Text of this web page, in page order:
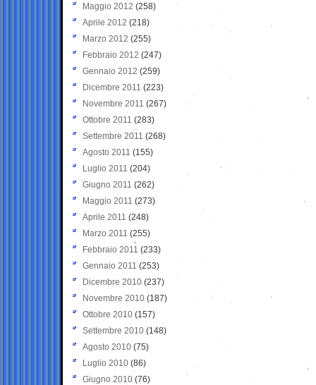
Maggio 2012 (258)
Aprile 2012 (218)
Marzo 2012 (255)
Febbraio 2012 (247)
Gennaio 2012 (259)
Dicembre 2011 (223)
Novembre 2011 (267)
Ottobre 2011 (283)
Settembre 2011 (268)
Agosto 2011 (155)
Luglio 2011 (204)
Giugno 2011 (262)
Maggio 2011 (273)
Aprile 2011 (248)
Marzo 2011 (255)
Febbraio 2011 (233)
Gennaio 2011 (253)
Dicembre 2010 (237)
Novembre 2010 (187)
Ottobre 2010 (157)
Settembre 2010 (148)
Agosto 2010 (75)
Luglio 2010 (86)
Giugno 2010 (76)